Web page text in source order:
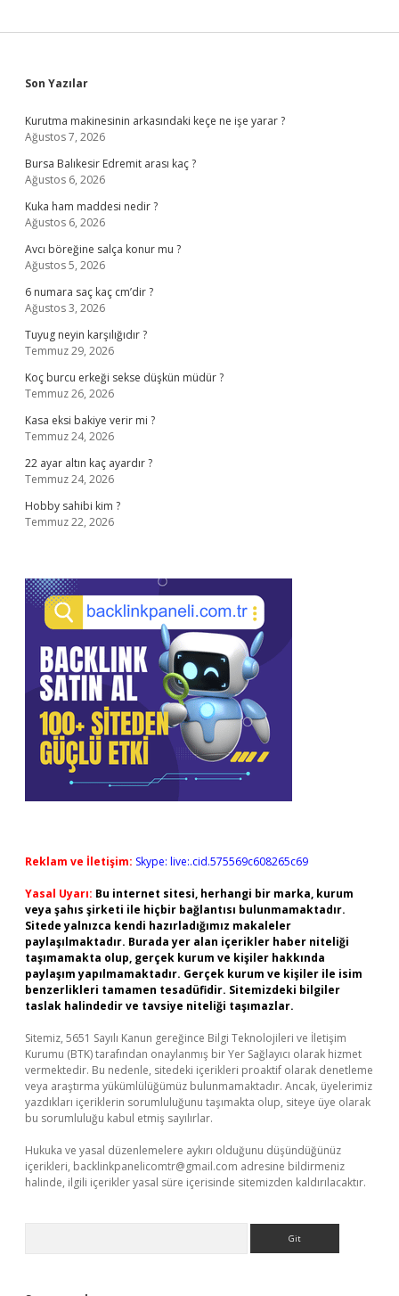
Sidebar
Son Yazılar
Kurutma makinesinin arkasındaki keçe ne işe yarar ?
Ağustos 7, 2026
Bursa Balıkesir Edremit arası kaç ?
Ağustos 6, 2026
Kuka ham maddesi nedir ?
Ağustos 6, 2026
Avcı böreğine salça konur mu ?
Ağustos 5, 2026
6 numara saç kaç cm’dir ?
Ağustos 3, 2026
Tuyug neyin karşılığıdır ?
Temmuz 29, 2026
Koç burcu erkeği sekse düşkün müdür ?
Temmuz 26, 2026
Kasa eksi bakiye verir mi ?
Temmuz 24, 2026
22 ayar altın kaç ayardır ?
Temmuz 24, 2026
Hobby sahibi kim ?
Temmuz 22, 2026
Reklam ve İletişim: Skype: live:.cid.575569c608265c69
Yasal Uyarı: Bu internet sitesi, herhangi bir marka, kurum
veya şahıs şirketi ile hiçbir bağlantısı bulunmamaktadır.
Sitede yalnızca kendi hazırladığımız makaleler
paylaşılmaktadır. Burada yer alan içerikler haber niteliği
taşımamakta olup, gerçek kurum ve kişiler hakkında
paylaşım yapılmamaktadır. Gerçek kurum ve kişiler ile isim
benzerlikleri tamamen tesadüfidir. Sitemizdeki bilgiler
taslak halindedir ve tavsiye niteliği taşımazlar.
Sitemiz, 5651 Sayılı Kanun gereğince Bilgi Teknolojileri ve İletişim
Kurumu (BTK) tarafından onaylanmış bir Yer Sağlayıcı olarak hizmet
vermektedir. Bu nedenle, sitedeki içerikleri proaktif olarak denetleme
veya araştırma yükümlülüğümüz bulunmamaktadır. Ancak, üyelerimiz
yazdıkları içeriklerin sorumluluğunu taşımakta olup, siteye üye olarak
bu sorumluluğu kabul etmiş sayılırlar.
Hukuka ve yasal düzenlemelere aykırı olduğunu düşündüğünüz
içerikleri, backlinkpanelicomtr@gmail.com adresine bildirmeniz
halinde, ilgili içerikler yasal süre içerisinde sitemizden kaldırılacaktır.